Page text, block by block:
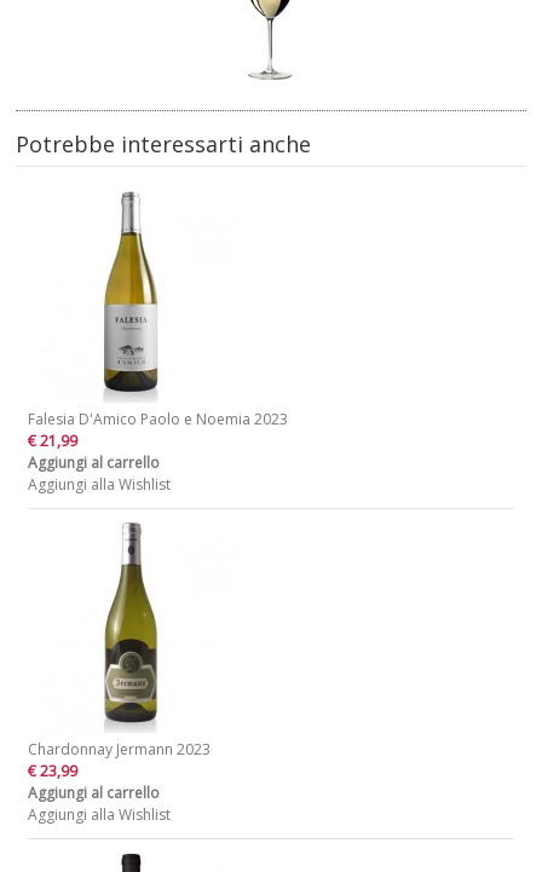
Potrebbe interessarti anche
Falesia D'Amico Paolo e Noemia 2023
€ 21,99
Aggiungi al carrello
Aggiungi alla Wishlist
Chardonnay Jermann 2023
€ 23,99
Aggiungi al carrello
Aggiungi alla Wishlist